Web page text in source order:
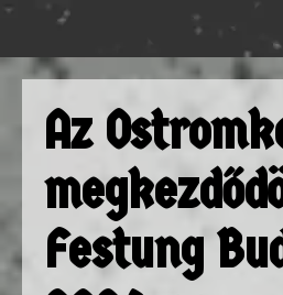
Az
Festung